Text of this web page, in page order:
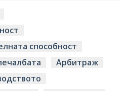
способност
Арбитраж